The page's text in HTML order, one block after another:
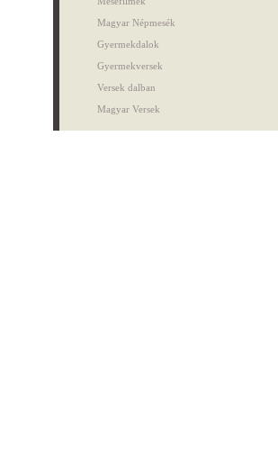
Magyar Népmesék
Gyermekdalok
Gyermekversek
Versek dalban
Magyar Versek